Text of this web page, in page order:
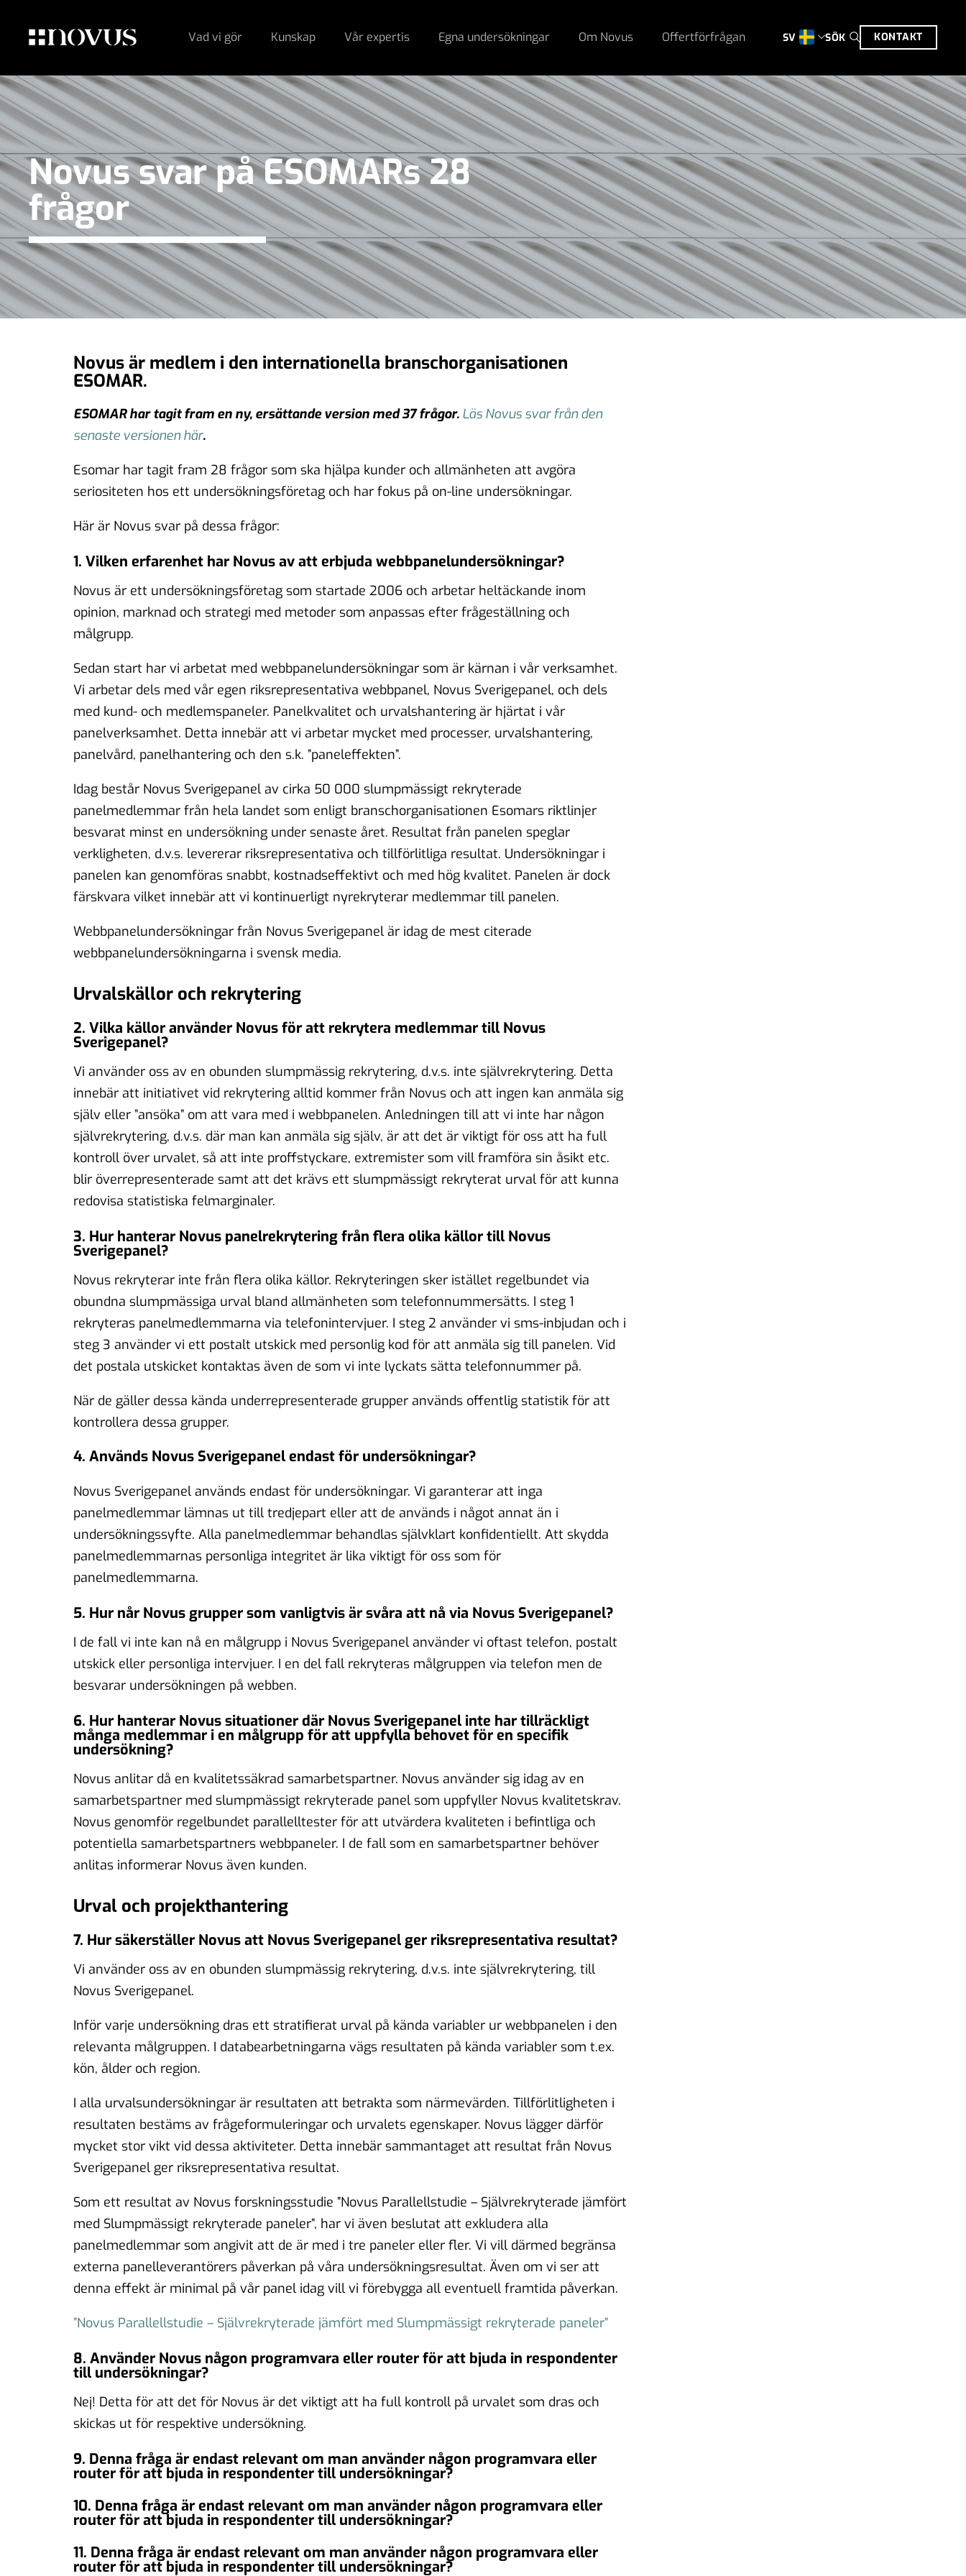
Vad vi gör Kunskap Vår expertis Egna undersökningar Om Novus Offertförfrågan SV SÖK KONTAKT
Novus svar på ESOMARs 28
frågor
Novus är medlem i den internationella branschorganisationen
ESOMAR.
ESOMAR har tagit fram en ny, ersättande version med 37 frågor. Läs Novus svar från den
senaste versionen här.
Esomar har tagit fram 28 frågor som ska hjälpa kunder och allmänheten att avgöra
seriositeten hos ett undersökningsföretag och har fokus på on-line undersökningar.
Här är Novus svar på dessa frågor:
1. Vilken erfarenhet har Novus av att erbjuda webbpanelundersökningar?
Novus är ett undersökningsföretag som startade 2006 och arbetar heltäckande inom
opinion, marknad och strategi med metoder som anpassas efter frågeställning och
målgrupp.
Sedan start har vi arbetat med webbpanelundersökningar som är kärnan i vår verksamhet.
Vi arbetar dels med vår egen riksrepresentativa webbpanel, Novus Sverigepanel, och dels
med kund- och medlemspaneler. Panelkvalitet och urvalshantering är hjärtat i vår
panelverksamhet. Detta innebär att vi arbetar mycket med processer, urvalshantering,
panelvård, panelhantering och den s.k. ”paneleffekten”.
Idag består Novus Sverigepanel av cirka 50 000 slumpmässigt rekryterade
panelmedlemmar från hela landet som enligt branschorganisationen Esomars riktlinjer
besvarat minst en undersökning under senaste året. Resultat från panelen speglar
verkligheten, d.v.s. levererar riksrepresentativa och tillförlitliga resultat. Undersökningar i
panelen kan genomföras snabbt, kostnadseffektivt och med hög kvalitet. Panelen är dock
färskvara vilket innebär att vi kontinuerligt nyrekryterar medlemmar till panelen.
Webbpanelundersökningar från Novus Sverigepanel är idag de mest citerade
webbpanelundersökningarna i svensk media.
Urvalskällor och rekrytering
2. Vilka källor använder Novus för att rekrytera medlemmar till Novus
Sverigepanel?
Vi använder oss av en obunden slumpmässig rekrytering, d.v.s. inte självrekrytering. Detta
innebär att initiativet vid rekrytering alltid kommer från Novus och att ingen kan anmäla sig
själv eller ”ansöka” om att vara med i webbpanelen. Anledningen till att vi inte har någon
självrekrytering, d.v.s. där man kan anmäla sig själv, är att det är viktigt för oss att ha full
kontroll över urvalet, så att inte proffstyckare, extremister som vill framföra sin åsikt etc.
blir överrepresenterade samt att det krävs ett slumpmässigt rekryterat urval för att kunna
redovisa statistiska felmarginaler.
3. Hur hanterar Novus panelrekrytering från flera olika källor till Novus
Sverigepanel?
Novus rekryterar inte från flera olika källor. Rekryteringen sker istället regelbundet via
obundna slumpmässiga urval bland allmänheten som telefonnummersätts. I steg 1
rekryteras panelmedlemmarna via telefonintervjuer. I steg 2 använder vi sms-inbjudan och i
steg 3 använder vi ett postalt utskick med personlig kod för att anmäla sig till panelen. Vid
det postala utskicket kontaktas även de som vi inte lyckats sätta telefonnummer på.
När de gäller dessa kända underrepresenterade grupper används offentlig statistik för att
kontrollera dessa grupper.
4. Används Novus Sverigepanel endast för undersökningar?
Novus Sverigepanel används endast för undersökningar. Vi garanterar att inga
panelmedlemmar lämnas ut till tredjepart eller att de används i något annat än i
undersökningssyfte. Alla panelmedlemmar behandlas självklart konfidentiellt. Att skydda
panelmedlemmarnas personliga integritet är lika viktigt för oss som för
panelmedlemmarna.
5. Hur når Novus grupper som vanligtvis är svåra att nå via Novus Sverigepanel?
I de fall vi inte kan nå en målgrupp i Novus Sverigepanel använder vi oftast telefon, postalt
utskick eller personliga intervjuer. I en del fall rekryteras målgruppen via telefon men de
besvarar undersökningen på webben.
6. Hur hanterar Novus situationer där Novus Sverigepanel inte har tillräckligt
många medlemmar i en målgrupp för att uppfylla behovet för en specifik
undersökning?
Novus anlitar då en kvalitetssäkrad samarbetspartner. Novus använder sig idag av en
samarbetspartner med slumpmässigt rekryterade panel som uppfyller Novus kvalitetskrav.
Novus genomför regelbundet parallelltester för att utvärdera kvaliteten i befintliga och
potentiella samarbetspartners webbpaneler. I de fall som en samarbetspartner behöver
anlitas informerar Novus även kunden.
Urval och projekthantering
7. Hur säkerställer Novus att Novus Sverigepanel ger riksrepresentativa resultat?
Vi använder oss av en obunden slumpmässig rekrytering, d.v.s. inte självrekrytering, till
Novus Sverigepanel.
Inför varje undersökning dras ett stratifierat urval på kända variabler ur webbpanelen i den
relevanta målgruppen. I databearbetningarna vägs resultaten på kända variabler som t.ex.
kön, ålder och region.
I alla urvalsundersökningar är resultaten att betrakta som närmevärden. Tillförlitligheten i
resultaten bestäms av frågeformuleringar och urvalets egenskaper. Novus lägger därför
mycket stor vikt vid dessa aktiviteter. Detta innebär sammantaget att resultat från Novus
Sverigepanel ger riksrepresentativa resultat.
Som ett resultat av Novus forskningsstudie ”Novus Parallellstudie – Självrekryterade jämfört
med Slumpmässigt rekryterade paneler”, har vi även beslutat att exkludera alla
panelmedlemmar som angivit att de är med i tre paneler eller fler. Vi vill därmed begränsa
externa panelleverantörers påverkan på våra undersökningsresultat. Även om vi ser att
denna effekt är minimal på vår panel idag vill vi förebygga all eventuell framtida påverkan.
”Novus Parallellstudie – Självrekryterade jämfört med Slumpmässigt rekryterade paneler”
8. Använder Novus någon programvara eller router för att bjuda in respondenter
till undersökningar?
Nej! Detta för att det för Novus är det viktigt att ha full kontroll på urvalet som dras och
skickas ut för respektive undersökning.
9. Denna fråga är endast relevant om man använder någon programvara eller
router för att bjuda in respondenter till undersökningar?
10. Denna fråga är endast relevant om man använder någon programvara eller
router för att bjuda in respondenter till undersökningar?
11. Denna fråga är endast relevant om man använder någon programvara eller
router för att bjuda in respondenter till undersökningar?